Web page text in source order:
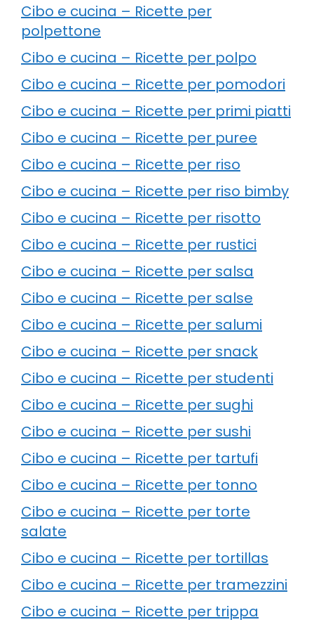
Cibo e cucina – Ricette per
polpettone
Cibo e cucina – Ricette per polpo
Cibo e cucina – Ricette per pomodori
Cibo e cucina – Ricette per primi piatti
Cibo e cucina – Ricette per puree
Cibo e cucina – Ricette per riso
Cibo e cucina – Ricette per riso bimby
Cibo e cucina – Ricette per risotto
Cibo e cucina – Ricette per rustici
Cibo e cucina – Ricette per salsa
Cibo e cucina – Ricette per salse
Cibo e cucina – Ricette per salumi
Cibo e cucina – Ricette per snack
Cibo e cucina – Ricette per studenti
Cibo e cucina – Ricette per sughi
Cibo e cucina – Ricette per sushi
Cibo e cucina – Ricette per tartufi
Cibo e cucina – Ricette per tonno
Cibo e cucina – Ricette per torte
salate
Cibo e cucina – Ricette per tortillas
Cibo e cucina – Ricette per tramezzini
Cibo e cucina – Ricette per trippa